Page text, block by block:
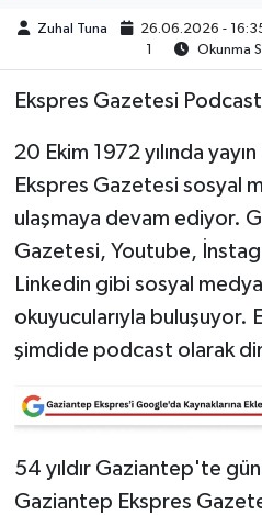
Zuhal Tuna 26.06.2026 -
1
Okunma
Ekspres Gazetesi
20 Ekim 1972 yılında
Ekspres Gazetesi sosyal
ulaşmaya devam ediyor.
Gazetesi, Youtube,
Linkedin gibi sosyal
okuyucularıyla buluşuyor.
şimdide podcast olarak
54 yıldır Gaziantep'te
Gaziantep Ekspres
Spor
Video Haber
Yaşam
Yeme-İçme
Yemek